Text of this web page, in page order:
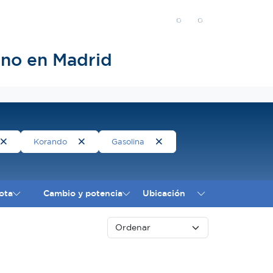
en Madrid
Korando Gasolina
Cambio y potencia Ubicación